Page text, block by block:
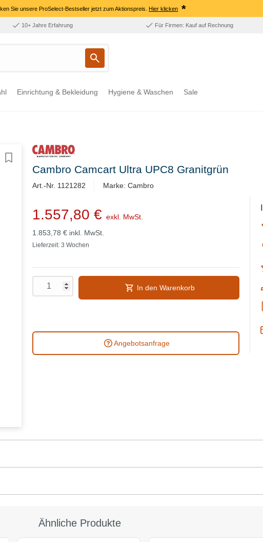
Sie unsere ProSelect-Bestseller jetzt zum Aktionspreis.Hier klicken *
10+ Jahre Erfahrung Für Firmen: Kauf auf Rechnung
Einrichtung & Bekleidung Hygiene & Waschen Sale
Cambro Camcart Ultra UPC8 Granitgrün
Art.-Nr. 1121282 Marke: Cambro
1.557,80 € exkl. MwSt.
1.853,78 € inkl. MwSt.
Lieferzeit: 3 Wochen
In den Warenkorb
Angebotsanfrage
Ähnliche Produkte